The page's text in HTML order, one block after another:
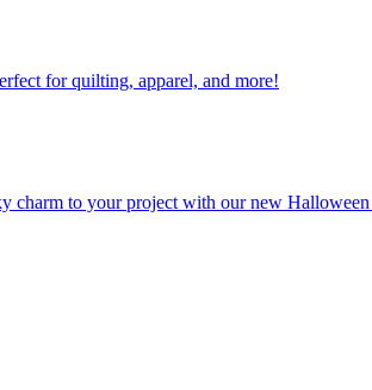
for quilting, apparel, and more!
charm to your project with our new